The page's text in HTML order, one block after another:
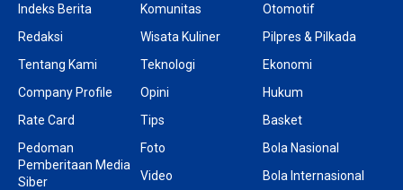
Indeks Berita
Redaksi
Tentang Kami
Company Profile
Rate Card
Pedoman
Pemberitaan Media
Siber
Komunitas
Wisata Kuliner
Teknologi
Opini
Tips
Foto
Video
Otomotif
Pilpres & Pilkada
Ekonomi
Hukum
Basket
Bola Nasional
Bola Internasional